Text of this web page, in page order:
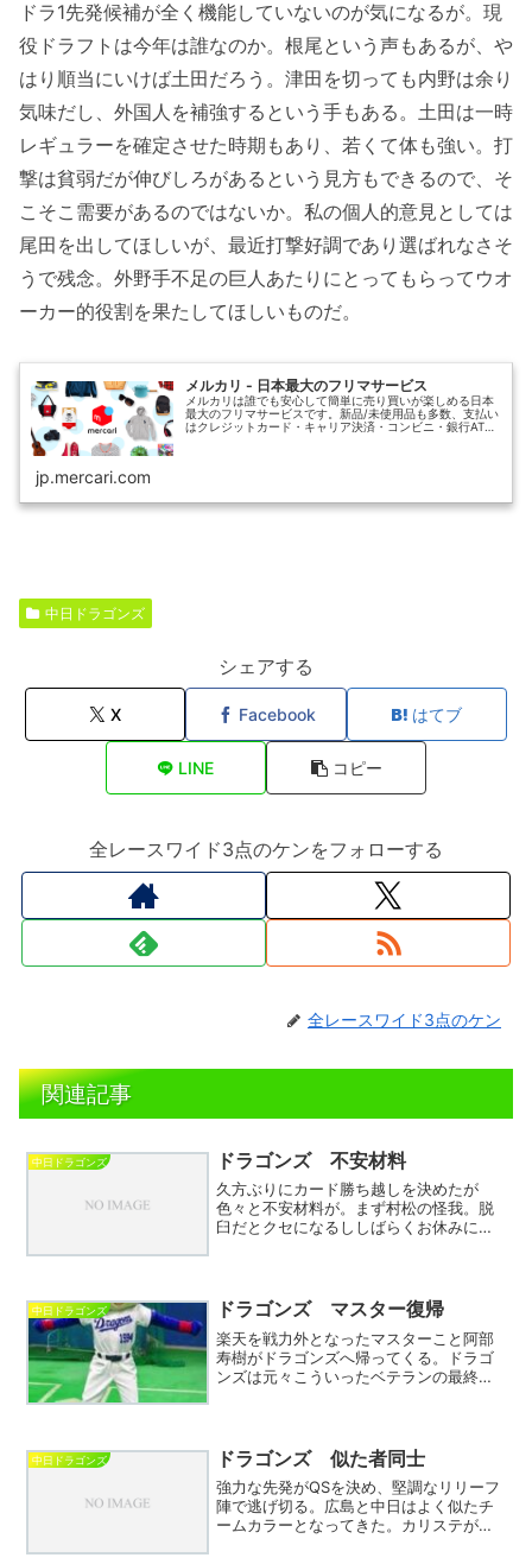
ドラ1先発候補が全く機能していないのが気になるが。現
役ドラフトは今年は誰なのか。根尾という声もあるが、や
はり順当にいけば土田だろう。津田を切っても内野は余り
気味だし、外国人を補強するという手もある。土田は一時
レギュラーを確定させた時期もあり、若くて体も強い。打
撃は貧弱だが伸びしろがあるという見方もできるので、そ
こそこ需要があるのではないか。私の個人的意見としては
尾田を出してほしいが、最近打撃好調であり選ばれなさそ
うで残念。外野手不足の巨人あたりにとってもらってウオ
ーカー的役割を果たしてほしいものだ。
メルカリ - 日本最大のフリマサービス
メルカリは誰でも安心して簡単に売り買いが楽しめる日本
最大のフリマサービスです。新品/未使用品も多数、支払い
はクレジットカード・キャリア決済・コンビニ・銀行ATM
jp.mercari.com
中日ドラゴンズ
シェアする
X Facebook はてブ
LINE コピー
全レースワイド3点のケンをフォローする
全レースワイド3点のケン
関連記事
中日ドラゴンズ ドラゴンズ 不安材料
久方ぶりにカード勝ち越しを決めたが
色々と不安材料が。まず村松の怪我。脱
臼だとクセになるししばらくお休みにな
手ではないので無理か。普通...
中日ドラゴンズ ドラゴンズ マスター復帰
楽天を戦力外となったマスターこと阿部
寿樹がドラゴンズへ帰ってくる。ドラゴ
ンズは元々こういったベテランの最終就
難い。小笠原はまずまずの...
中日ドラゴンズ ドラゴンズ 似た者同士
強力な先発がQSを決め、堅調なリリーフ
陣で逃げ切る。広島と中日はよく似たチ
ームカラーとなってきた。カリステが体